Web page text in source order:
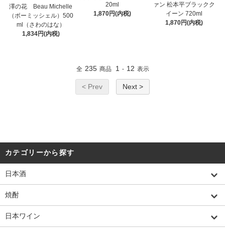
澤の花 Beau Michelle
（ボーミッシェル）500
ml（さわのはな）
1,834円(内税)
20ml
1,870円(内税)
ァン 松本平ブラックク
イーン 720ml
1,870円(内税)
全 235 商品 1 - 12 表示
< Prev Next >
カテゴリーから探す
日本酒
焼酎
日本ワイン